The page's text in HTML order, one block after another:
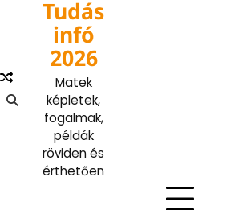
Tudás
infó
2026
Matek
képletek,
fogalmak,
példák
röviden és
érthetően